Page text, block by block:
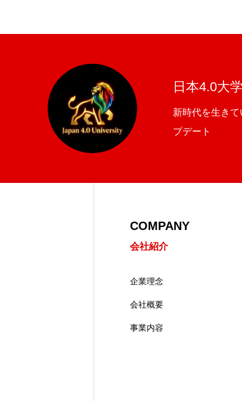
日本4.0大学
新時代を生き
プデート
COMPANY
会社紹介
企業理念
会社概要
事業内容